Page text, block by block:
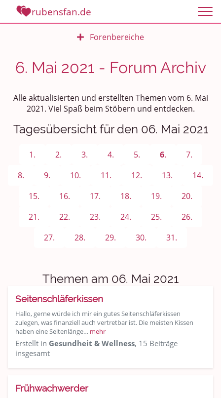
rubensfan.de
Forenbereiche
Rundum Leben
Smalltalk
Persönliches
Treffen und Stammtische
Ü100 Party - Fanecke
Gesundheit & Wellness
Sport & Freizeit
Kochen, Backen und Genießen
Anregungen und Support
Spiel, Spaß und Sinnlosigkeit
Gewicht reduzieren
6. Mai 2021 - Forum Archiv
Alle aktualisierten und erstellten Themen vom 6. Mai
2021. Viel Spaß beim Stöbern und entdecken.
Tagesübersicht für den 06. Mai 2021
1. 2. 3. 4. 5. 6.
7.
8.
9. 10. 11. 12. 13.
14.
15.
16. 17. 18. 19.
20.
21.
22. 23. 24. 25.
26.
27.
28. 29. 30. 31.
Themen am 06. Mai 2021
Seitenschläferkissen
Hallo, gerne würde ich mir ein gutes Seitenschläferkissen
zulegen, was finanziell auch vertretbar ist. Die meisten Kissen
haben eine Seitenlänge… mehr
Erstellt in Gesundheit & Wellness, 15 Beiträge
insgesamt
Frühwachwerder